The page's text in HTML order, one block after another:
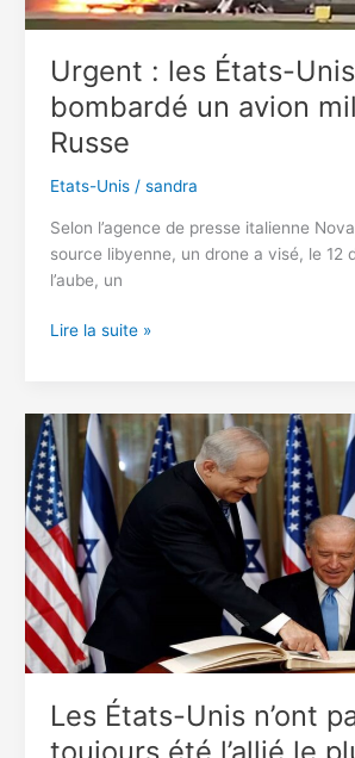
détention
Urgent : les États-
bombardé un avion
Russe
Etats-Unis/ sandra
Selon l’agence de presse italienne
source libyenne, un drone a visé, le 12
l’aube, un
Urgent :
ont
bombardé
un
avion
militaire
Russe
Lire la suite »
Les États-Unis n’ont
toujours été l’allié le